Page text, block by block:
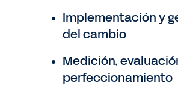
Implementación y
del cambio
Medición,
perfeccionamiento